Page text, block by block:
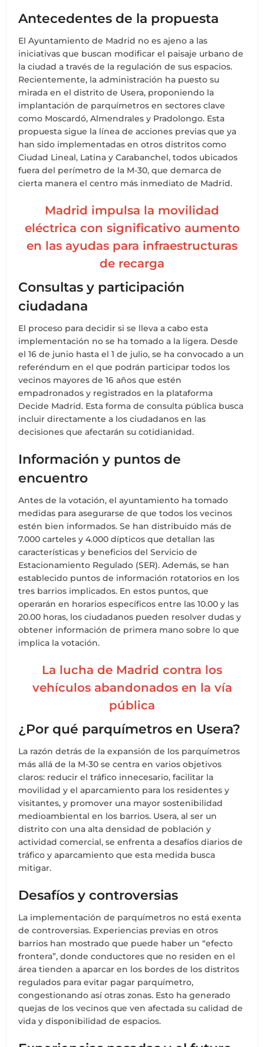
Antecedentes de la propuesta
El Ayuntamiento de Madrid no es ajeno a las
iniciativas que buscan modificar el paisaje urbano de
la ciudad a través de la regulación de sus espacios.
Recientemente, la administración ha puesto su
mirada en el distrito de Usera, proponiendo la
implantación de parquímetros en sectores clave
como Moscardó, Almendrales y Pradolongo. Esta
propuesta sigue la línea de acciones previas que ya
han sido implementadas en otros distritos como
Ciudad Lineal, Latina y Carabanchel, todos ubicados
fuera del perímetro de la M-30, que demarca de
cierta manera el centro más inmediato de Madrid.
Madrid impulsa la movilidad
eléctrica con significativo aumento
en las ayudas para infraestructuras
de recarga
Consultas y participación
ciudadana
El proceso para decidir si se lleva a cabo esta
implementación no se ha tomado a la ligera. Desde
el 16 de junio hasta el 1 de julio, se ha convocado a un
referéndum en el que podrán participar todos los
vecinos mayores de 16 años que estén
empadronados y registrados en la plataforma
Decide Madrid. Esta forma de consulta pública busca
incluir directamente a los ciudadanos en las
decisiones que afectarán su cotidianidad.
Información y puntos de
encuentro
Antes de la votación, el ayuntamiento ha tomado
medidas para asegurarse de que todos los vecinos
estén bien informados. Se han distribuido más de
7.000 carteles y 4.000 dípticos que detallan las
características y beneficios del Servicio de
Estacionamiento Regulado (SER). Además, se han
establecido puntos de información rotatorios en los
tres barrios implicados. En estos puntos, que
operarán en horarios específicos entre las 10.00 y las
20.00 horas, los ciudadanos pueden resolver dudas y
obtener información de primera mano sobre lo que
implica la votación.
La lucha de Madrid contra los
vehículos abandonados en la vía
pública
¿Por qué parquímetros en Usera?
La razón detrás de la expansión de los parquímetros
más allá de la M-30 se centra en varios objetivos
claros: reducir el tráfico innecesario, facilitar la
movilidad y el aparcamiento para los residentes y
visitantes, y promover una mayor sostenibilidad
medioambiental en los barrios. Usera, al ser un
distrito con una alta densidad de población y
actividad comercial, se enfrenta a desafíos diarios de
tráfico y aparcamiento que esta medida busca
mitigar.
Desafíos y controversias
La implementación de parquímetros no está exenta
de controversias. Experiencias previas en otros
barrios han mostrado que puede haber un “efecto
frontera”, donde conductores que no residen en el
área tienden a aparcar en los bordes de los distritos
regulados para evitar pagar parquímetro,
congestionando así otras zonas. Esto ha generado
quejas de los vecinos que ven afectada su calidad de
vida y disponibilidad de espacios.